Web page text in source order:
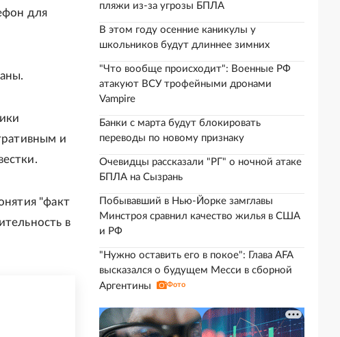
для
и
"факт
в
пляжи из-за угрозы БПЛА
В этом году осенние каникулы у
школьников будут длиннее зимних
"Что вообще происходит": Военные РФ
атакуют ВСУ трофейными дронами
Vampire
Банки с марта будут блокировать
переводы по новому признаку
Очевидцы рассказали "РГ" о ночной атаке
БПЛА на Сызрань
Побывавший в Нью-Йорке замглавы
Минстроя сравнил качество жилья в США
и РФ
"Нужно оставить его в покое": Глава AFA
высказался о будущем Месси в сборной
Аргентины
Фото